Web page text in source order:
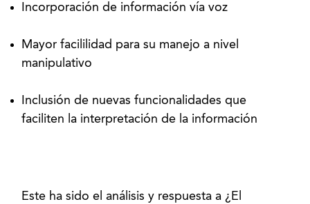
Incorporación de información vía voz
Mayor facililidad para su manejo a nivel
manipulativo
Inclusión de nuevas funcionalidades que
faciliten la interpretación de la información
Este ha sido el análisis y respuesta a ¿El